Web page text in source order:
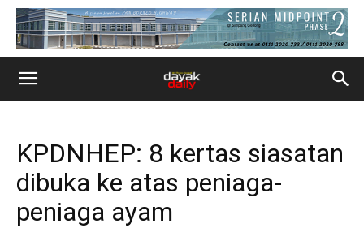
KPDNHEP: 8 kertas siasatan
dibuka ke atas peniaga-
peniaga ayam